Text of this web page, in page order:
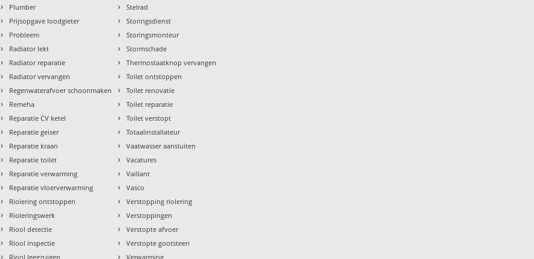
› Plumber
› Prijsopgave loodgieter
› Probleem
› Radiator lekt
› Radiator reparatie
› Radiator vervangen
› Regenwaterafvoer schoonmaken
› Remeha
› Reparatie CV ketel
› Reparatie geiser
› Reparatie kraan
› Reparatie toilet
› Reparatie verwarming
› Reparatie vloerverwarming
› Riolering ontstoppen
› Rioleringswerk
› Riool detectie
› Riool inspectie
› Riool leegzuigen
› Stelrad
› Storingsdienst
› Storingsmonteur
› Stormschade
› Thermostaatknop vervangen
› Toilet ontstoppen
› Toilet renovatie
› Toilet reparatie
› Toilet verstopt
› Totaalinstallateur
› Vaatwasser aansluiten
› Vacatures
› Vaillant
› Vasco
› Verstopping riolering
› Verstoppingen
› Verstopte afvoer
› Verstopte gootsteen
› Verwarming